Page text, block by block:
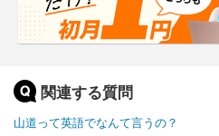
関連する質問
山道って英語でなんて言うの？